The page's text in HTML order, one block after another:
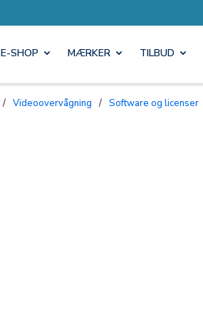
E-SHOP MÆRKER TILBUD
/ Videoovervågning / Software og licenser